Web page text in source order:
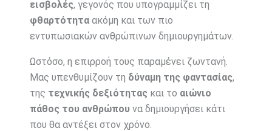
εισβολές, γεγονός που υπογραμμίζει τη
φθαρτότηταακόμη και των πιο
εντυπωσιακών ανθρώπινων δημιουργημάτων.
Ωστόσο, η επιρροή τους παραμένει ζωντανή.
Μας υπενθυμίζουν τη δύναμη της φαντασίας,
της τεχνικής δεξιότητας και το αιώνιο
πάθος του ανθρώπουνα δημιουργήσει κάτι
που θα αντέξει στον χρόνο.